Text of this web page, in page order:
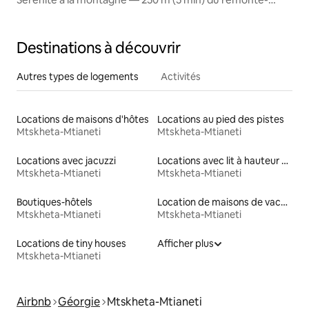
Destinations à découvrir
Autres types de logements Activités
Locations de maisons d'hôtes
Mtskheta-Mtianeti
Locations au pied des pistes
Mtskheta-Mtianeti
Locations avec jacuzzi
Mtskheta-Mtianeti
Locations avec lit à hauteur adaptée
Mtskheta-Mtianeti
Boutiques-hôtels
Mtskheta-Mtianeti
Location de maisons de vacances
Mtskheta-Mtianeti
Locations de tiny houses
Mtskheta-Mtianeti
Afficher plus
Airbnb Géorgie Mtskheta-Mtianeti